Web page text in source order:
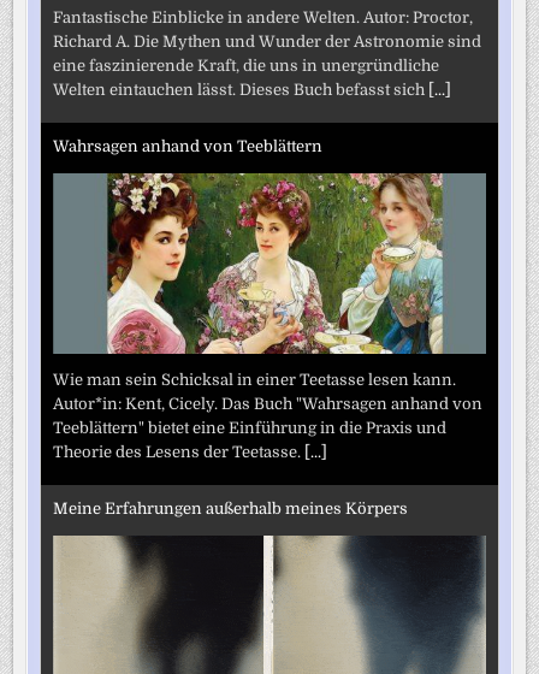
Fantastische Einblicke in andere Welten. Autor: Proctor,
Richard A. Die Mythen und Wunder der Astronomie sind
eine faszinierende Kraft, die uns in unergründliche
Welten eintauchen lässt. Dieses Buch befasst sich [...]
Wahrsagen anhand von Teeblättern
Wie man sein Schicksal in einer Teetasse lesen kann.
Autor*in: Kent, Cicely. Das Buch "Wahrsagen anhand von
Teeblättern" bietet eine Einführung in die Praxis und
Theorie des Lesens der Teetasse. [...]
Meine Erfahrungen außerhalb meines Körpers